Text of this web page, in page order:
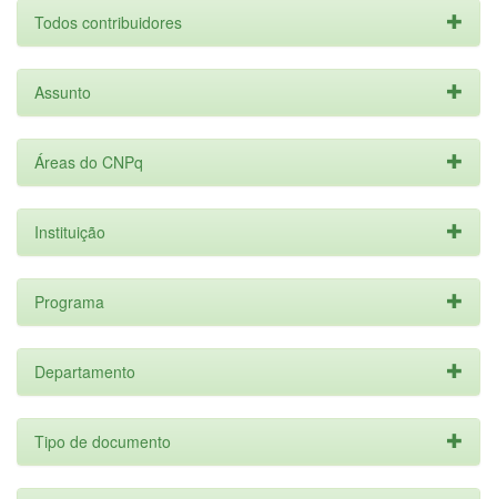
Todos contribuidores
Assunto
Áreas do CNPq
Instituição
Programa
Departamento
Tipo de documento